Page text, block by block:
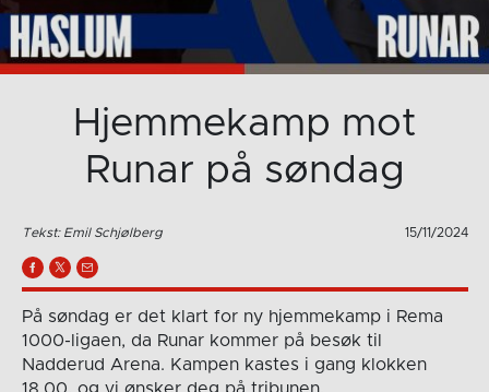
Hjemmekamp mot
Runar på søndag
Tekst: Emil Schjølberg 15/11/2024
På søndag er det klart for ny hjemmekamp i Rema
1000-ligaen, da Runar kommer på besøk til
Nadderud Arena. Kampen kastes i gang klokken